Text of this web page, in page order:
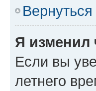
Я изменил
Если вы
летнего